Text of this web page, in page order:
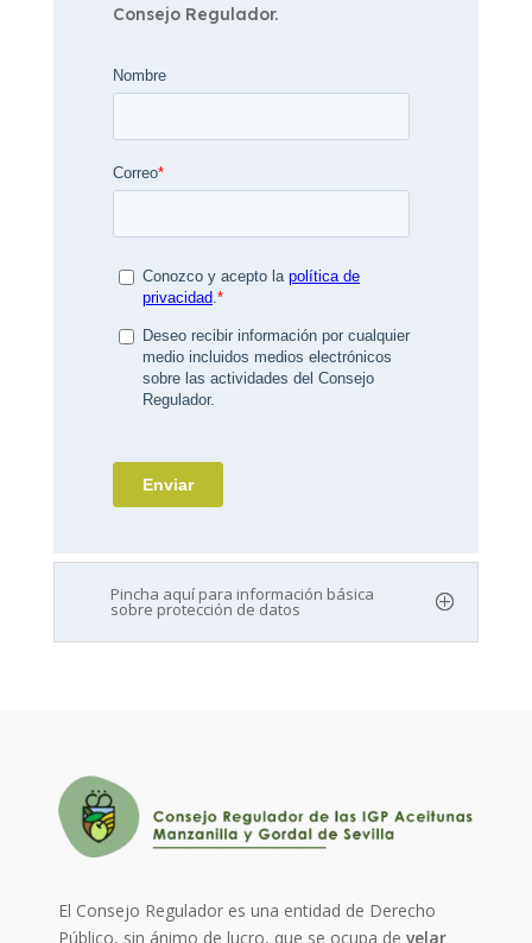
Consejo Regulador.
Pincha aquí para información básica
sobre protección de datos
El Consejo Regulador es una entidad de Derecho
Público, sin ánimo de lucro, que se ocupa develar